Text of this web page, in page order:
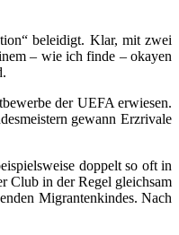
beleidigt. Klar, mit zwei
– wie ich finde – okayen
der UEFA erwiesen.
gewann Erzrivale
doppelt so oft in
Club in der Regel gleichsam
Migrantenkindes. Nach